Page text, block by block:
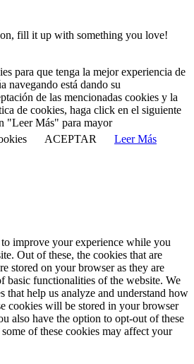
fill it up with something you love!
para que tenga la mejor experiencia de
navegando está dando su
de las mencionadas cookies y la
de cookies, haga click en el siguiente
"Leer Más" para mayor
ACEPTAR Leer Más
improve your experience while you
Out of these, the cookies that are
stored on your browser as they are
basic functionalities of the website. We
that help us analyze and understand how
cookies will be stored in your browser
also have the option to opt-out of these
of these cookies may affect your